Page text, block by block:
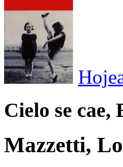
Cielo se cae,
Mazzetti,